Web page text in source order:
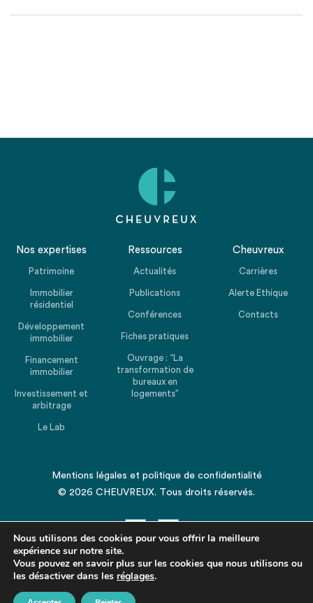
Nos expertises
Patrimoine
Immobilier
résidentiel
Développement
immobilier
Financement
immobilier
Investissement et
arbitrage
Le Lab
Ressources
Actualités
Publications
Conférences
Fiches pratiques
Ouvrage : “La
transformation de
bureaux en
logements”
Cheuvreux
Carrières
Alerte Ethique
Contacts
Mentions légales et politique de confidentialité
© 2026 CHEUVREUX. Tous droits réservés.
Revenir en haut de la page
Nous utilisons des cookies pour vous offrir la meilleure
expérience sur notre site.
Vous pouvez en savoir plus sur les cookies que nous utilisons ou
les désactiver dans les réglages.